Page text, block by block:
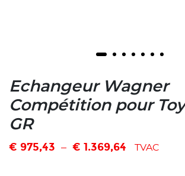
Echangeur Wagner
Compétition pour
GR
€ 975,43 – € 1.369,64 TVAC